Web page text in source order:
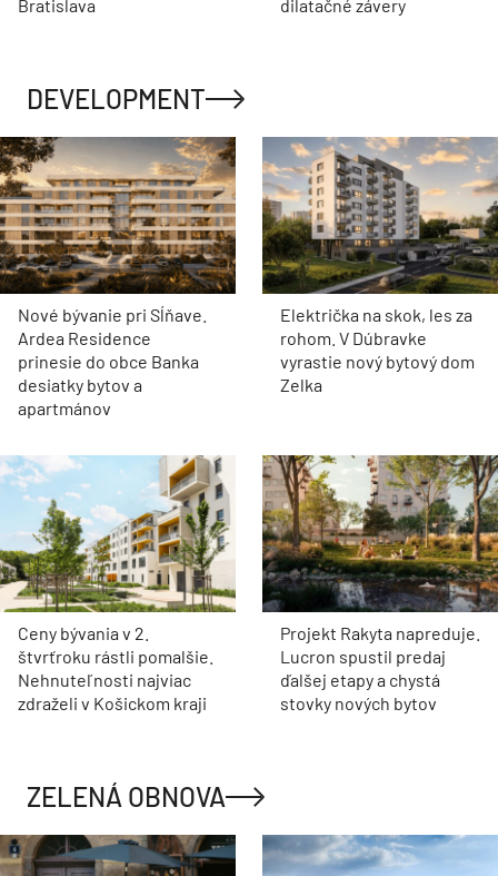
Bratislava
dilatačné závery
DEVELOPMENT
Nové bývanie pri Sĺňave.
Ardea Residence
prinesie do obce Banka
desiatky bytov a
apartmánov
Električka na skok, les za
rohom. V Dúbravke
vyrastie nový bytový dom
Zelka
Ceny bývania v 2.
štvrťroku rástli pomalšie.
Nehnuteľnosti najviac
zdraželi v Košickom kraji
Projekt Rakyta napreduje.
Lucron spustil predaj
ďalšej etapy a chystá
stovky nových bytov
ZELENÁ OBNOVA